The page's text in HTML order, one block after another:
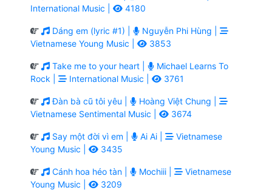
International Music |
4180
Dáng em (lyric #1) |
Nguyễn Phi Hùng |
Vietnamese Young Music |
3853
Take me to your heart |
Michael Learns To
Rock |
International Music | 3761
Đàn bà cũ tôi yêu |
Hoàng Việt Chung |
Vietnamese Sentimental Music |
3674
Say một đời vì em | Ai Ai |
Vietnamese
Young Music |
3435
Cánh hoa héo tàn | Mochiii |
Vietnamese
Young Music |
3209